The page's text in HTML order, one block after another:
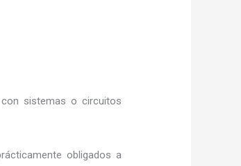
sistemas o circuitos
obligados a